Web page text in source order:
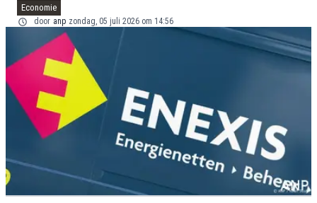
Economie
door anp zondag, 05 juli 2026 om 14:56